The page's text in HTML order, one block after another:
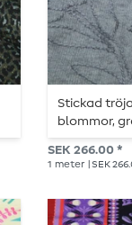
Stickad
blommor,
SEK 266.00 *
1 meter | SEK